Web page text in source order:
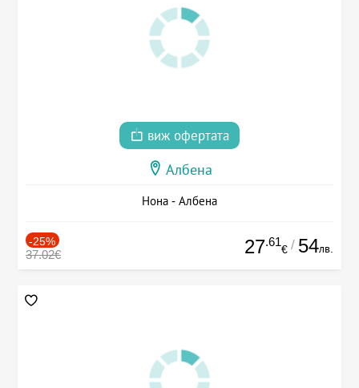
виж офертата
Албена
Нона - Албена
-25%
37.02€ 27.61
€ / 54лв.